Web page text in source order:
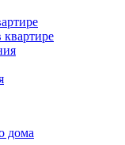
квартире
дома